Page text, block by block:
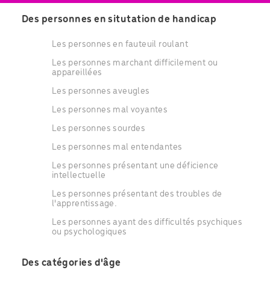
Des personnes en situtation de handicap
Les personnes en fauteuil roulant
Les personnes marchant difficilement ou
appareillées
Les personnes aveugles
Les personnes mal voyantes
Les personnes sourdes
Les personnes mal entendantes
Les personnes présentant une déficience
intellectuelle
Les personnes présentant des troubles de
l'apprentissage.
Les personnes ayant des difficultés psychiques
ou psychologiques
Des catégories d'âge